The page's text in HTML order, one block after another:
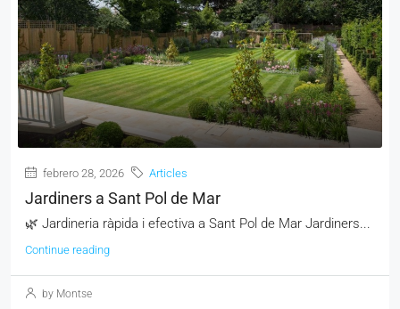
febrero 28, 2026 Articles
Jardiners a Sant Pol de Mar
🌿 Jardineria ràpida i efectiva a Sant Pol de Mar Jardiners...
Continue reading
by Montse